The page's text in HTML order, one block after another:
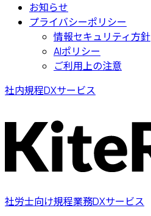
お知らせ
プライバシーポリシー
情報セキュリティ方針
AIポリシー
ご利用上の注意
社内規程DXサービス
社労士向け規程業務DXサービス